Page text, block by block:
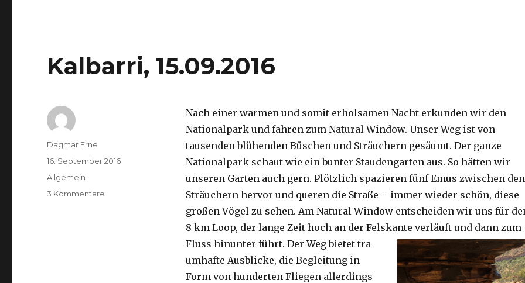
Kalbarri, 15.09.2016
Nach einer warmen und somit erholsamen Nacht erkunden wir den
Nationalpark und fahren zum Natural Window. Unser Weg ist von
tausenden blühenden Büschen und Sträuchern gesäumt. Der ganze
Nationalpark schaut wie ein bunter Staudengarten aus. So hätten wir
unseren Garten auch gern. Plötzlich spazieren fünf Emus zwischen den
Sträuchern hervor und queren die Straße – immer wieder schön, diese
großen Vögel zu sehen. Am Natural Window entscheiden wir uns für
8 km Loop, der lange Zeit hoch an der Felskante verläuft und dann zum
Fluss hinunter führt. Der Weg bietet tra
umhafte Ausblicke, die Begleitung in
Form von hunderten Fliegen allerdings
Autor
Dagmar Erne
Veröffentlicht
am
16. September 2016
Kategorien
Allgemein
3 Kommentare